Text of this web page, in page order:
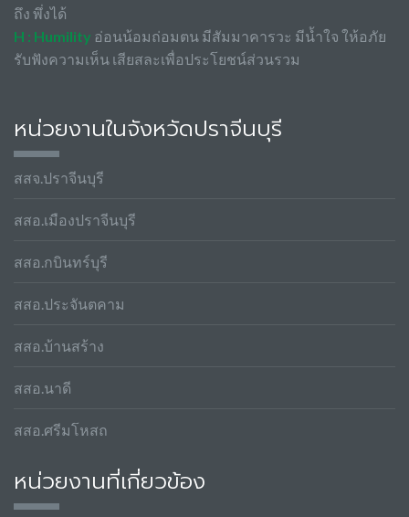
ถึง พึ่งได้
H : Humility อ่อนน้อมถ่อมตน มีสัมมาคารวะ มีน้ำใจ ให้อภัย
รับฟังความเห็น เสียสละเพื่อประโยชน์ส่วนรวม
หน่วยงานในจังหวัดปราจีนบุรี
สสจ.ปราจีนบุรี
สสอ.เมืองปราจีนบุรี
สสอ.กบินทร์บุรี
สสอ.ประจันตคาม
สสอ.บ้านสร้าง
สสอ.นาดี
สสอ.ศรีมโหสถ
หน่วยงานที่เกี่ยวข้อง